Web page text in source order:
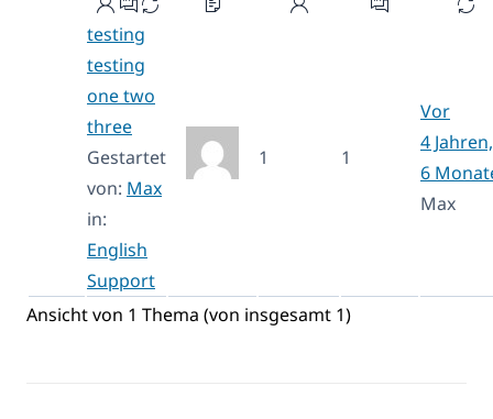
testing
testing
one two
three
Gestartet
von: Max
in:
English
Support
1 1
Vor
4 Jahren,
6
Max
Ansicht von 1 Thema (von insgesamt 1)